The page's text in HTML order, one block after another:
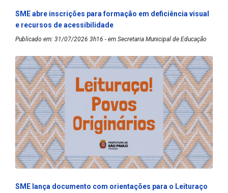
SME abre inscrições para formação em deficiência visual
e recursos de acessibilidade
Publicado em: 31/07/2026 3h16 - em Secretaria Municipal de Educação
SME lança documento com orientações para o Leituraço